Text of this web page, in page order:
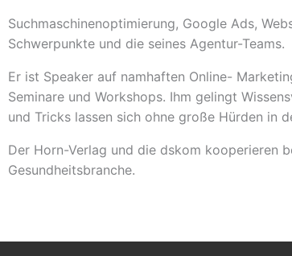
Suchmaschinenoptimierung, Google Ads,
Schwerpunkte und die seines Agentur-Teams.
Er ist Speaker auf namhaften Online-
Seminare und Workshops. Ihm gelingt
und Tricks lassen sich ohne große Hürden in
Der Horn-Verlag und die dskom kooperieren
Gesundheitsbranche.